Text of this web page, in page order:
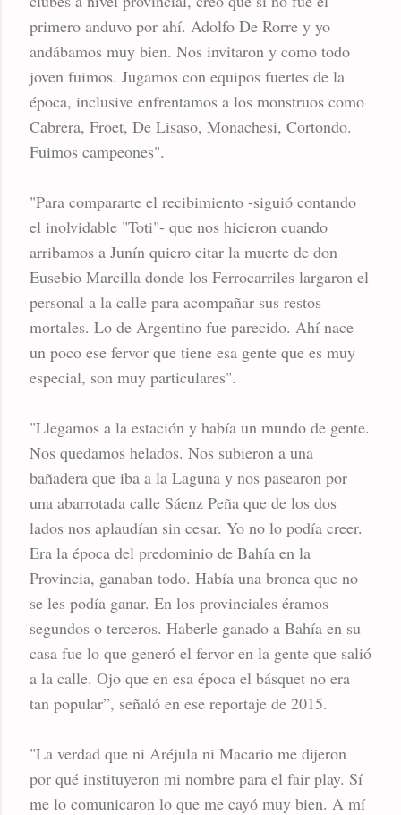
primero anduvo por ahí. Adolfo De Rorre y yo
andábamos muy bien. Nos invitaron y como todo
joven fuimos. Jugamos con equipos fuertes de la
época, inclusive enfrentamos a los monstruos como
Cabrera, Froet, De Lisaso, Monachesi, Cortondo.
Fuimos campeones".
"Para compararte el recibimiento -siguió contando
el inolvidable "Toti"- que nos hicieron cuando
arribamos a Junín quiero citar la muerte de don
Eusebio Marcilla donde los Ferrocarriles largaron el
personal a la calle para acompañar sus restos
mortales. Lo de Argentino fue parecido. Ahí nace
un poco ese fervor que tiene esa gente que es muy
especial, son muy particulares".
"Llegamos a la estación y había un mundo de gente.
Nos quedamos helados. Nos subieron a una
bañadera que iba a la Laguna y nos pasearon por
una abarrotada calle Sáenz Peña que de los dos
lados nos aplaudían sin cesar. Yo no lo podía creer.
Era la época del predominio de Bahía en la
Provincia, ganaban todo. Había una bronca que no
se les podía ganar. En los provinciales éramos
segundos o terceros. Haberle ganado a Bahía en su
casa fue lo que generó el fervor en la gente que salió
a la calle. Ojo que en esa época el básquet no era
tan popular”, señaló en ese reportaje de 2015.
"La verdad que ni Aréjula ni Macario me dijeron
por qué instituyeron mi nombre para el fair play. Sí
me lo comunicaron lo que me cayó muy bien. A mí